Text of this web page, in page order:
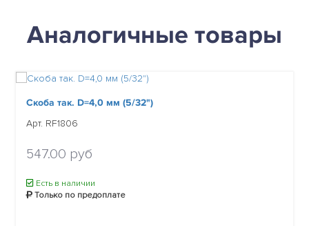
Аналогичные товары
Скоба так. D=4,0 мм (5/32")
Арт. RF1806
547.00 руб
Есть в наличии
Только по предоплате